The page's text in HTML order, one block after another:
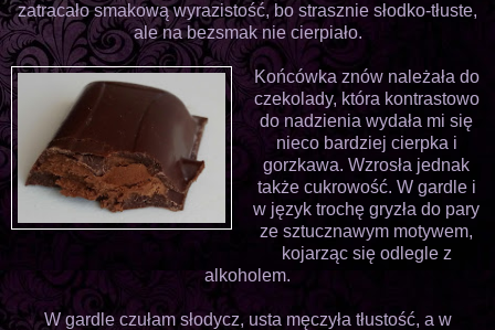
zatracało smakową wyrazistość, bo strasznie słodko-tłuste,
ale na bezsmak nie cierpiało.
Końcówka znów należała do
czekolady, która kontrastowo
do nadzienia wydała mi się
nieco bardziej cierpka i
gorzkawa. Wzrosła jednak
także cukrowość. W gardle i
w język trochę gryzła do pary
ze sztucznawym motywem,
kojarząc się odlegle z
alkoholem.
W gardle czułam słodycz, usta męczyła tłustość, a w